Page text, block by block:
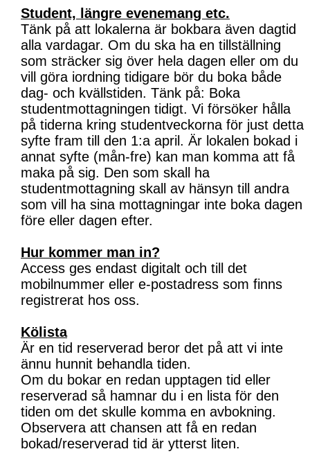
Student, längre evenemang etc.
Tänk på att lokalerna är bokbara även dagtid
alla vardagar. Om du ska ha en tillställning
som sträcker sig över hela dagen eller om du
vill göra iordning tidigare bör du boka både
dag- och kvällstiden. Tänk på: Boka
studentmottagningen tidigt. Vi försöker hålla
på tiderna kring studentveckorna för just detta
syfte fram till den 1:a april. Är lokalen bokad i
annat syfte (mån-fre) kan man komma att få
maka på sig. Den som skall ha
studentmottagning skall av hänsyn till andra
som vill ha sina mottagningar inte boka dagen
före eller dagen efter.
Hur kommer man in?
Access ges endast digitalt och till det
mobilnummer eller e-postadress som finns
registrerat hos oss.
Kölista
Är en tid reserverad beror det på att vi inte
ännu hunnit behandla tiden.
Om du bokar en redan upptagen tid eller
reserverad så hamnar du i en lista för den
tiden om det skulle komma en avbokning.
Observera att chansen att få en redan
bokad/reserverad tid är ytterst liten.